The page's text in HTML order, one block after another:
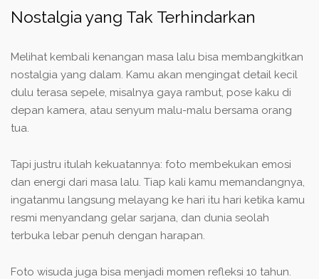
Nostalgia yang Tak Terhindarkan
Melihat kembali kenangan masa lalu bisa membangkitkan
nostalgia yang dalam. Kamu akan mengingat detail kecil
dulu terasa sepele, misalnya gaya rambut, pose kaku di
depan kamera, atau senyum malu-malu bersama orang
tua.
Tapi justru itulah kekuatannya: foto membekukan emosi
dan energi dari masa lalu. Tiap kali kamu memandangnya,
ingatanmu langsung melayang ke hari itu hari ketika kamu
resmi menyandang gelar sarjana, dan dunia seolah
terbuka lebar penuh dengan harapan.
Foto wisuda juga bisa menjadi momen refleksi 10 tahun.